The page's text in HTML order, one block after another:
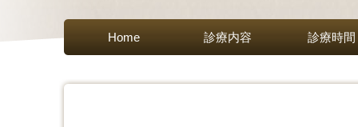
Home 診療内容 診療時間